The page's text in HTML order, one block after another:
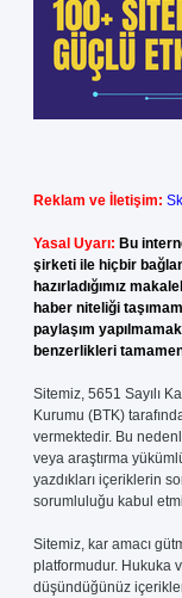
Reklam ve İletişim:
Yasal Uyarı: Bu
şirketi ile hiçbir
hazırladığımız
haber niteliği
paylaşım
benzerlikleri
Sitemiz, 5651 Sayılı
Kurumu (BTK)
vermektedir. Bu
veya araştırma
yazdıkları içeriklerin
sorumluluğu kabul
Sitemiz, kar amacı
platformudur. Hukuka
düşündüğünüz